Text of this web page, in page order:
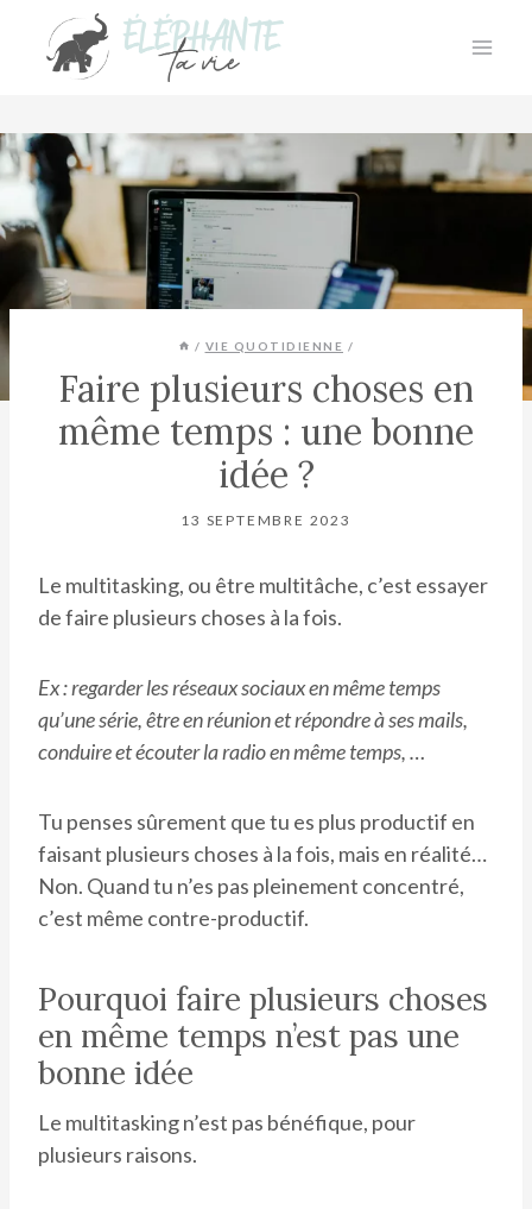
contenu
/ VIE QUOTIDIENNE /
Faire plusieurs choses en
même temps : une bonne
idée ?
13 SEPTEMBRE 2023
Le multitasking, ou être multitâche, c’est essayer
de faire plusieurs choses à la fois.
Ex : regarder les réseaux sociaux en même temps
qu’une série, être en réunion et répondre à ses mails,
conduire et écouter la radio en même temps, …
Tu penses sûrement que tu es plus productif en
faisant plusieurs choses à la fois, mais en réalité…
Non. Quand tu n’es pas pleinement concentré,
c’est même contre-productif.
Pourquoi faire plusieurs choses
en même temps n’est pas une
bonne idée
Le multitasking n’est pas bénéfique, pour
plusieurs raisons.